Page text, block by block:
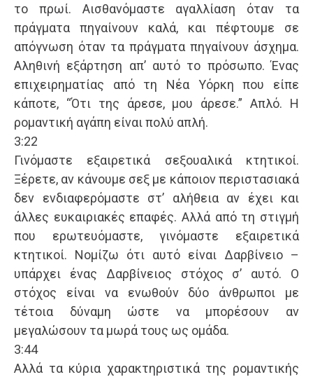
το πρωί. Αισθανόμαστε αγαλλίαση όταν τα
πράγματα πηγαίνουν καλά, και πέφτουμε σε
απόγνωση όταν τα πράγματα πηγαίνουν άσχημα.
Αληθινή εξάρτηση απ’ αυτό το πρόσωπο. Ένας
επιχειρηματίας από τη Νέα Υόρκη που είπε
κάποτε, “Ότι της άρεσε, μου άρεσε.” Απλό. Η
ρομαντική αγάπη είναι πολύ απλή.
3:22
Γινόμαστε εξαιρετικά σεξουαλικά κτητικοί.
Ξέρετε, αν κάνουμε σεξ με κάποιον περιστασιακά
δεν ενδιαφερόμαστε στ’ αλήθεια αν έχει και
άλλες ευκαιριακές επαφές. Αλλά από τη στιγμή
που ερωτευόμαστε, γινόμαστε εξαιρετικά
κτητικοί. Νομίζω ότι αυτό είναι Δαρβίνειο –
υπάρχει ένας Δαρβίνειος στόχος σ’ αυτό. Ο
στόχος είναι να ενωθούν δύο άνθρωποι με
τέτοια δύναμη ώστε να μπορέσουν αν
μεγαλώσουν τα μωρά τους ως ομάδα.
3:44
Αλλά τα κύρια χαρακτηριστικά της ρομαντικής